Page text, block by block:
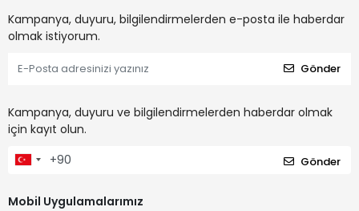
Kampanya, duyuru, bilgilendirmelerden e-posta ile haberdar
olmak istiyorum.
Gönder
Kampanya, duyuru ve bilgilendirmelerden haberdar olmak
için kayıt olun.
Gönder
Mobil Uygulamalarımız